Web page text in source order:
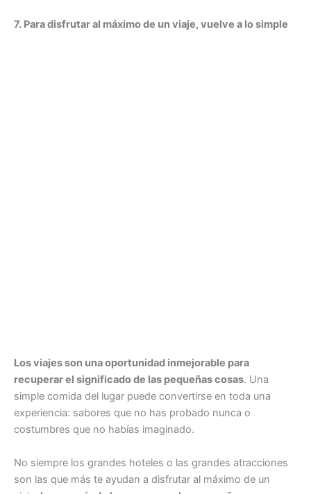
7. Para disfrutar al máximo de un viaje, vuelve a lo simple
Los viajes son una oportunidad inmejorable para
recuperar el significado de las pequeñas cosas. Una
simple comida del lugar puede convertirse en toda una
experiencia: sabores que no has probado nunca o
costumbres que no habías imaginado.
No siempre los grandes hoteles o las grandes atracciones
son las que más te ayudan a disfrutar al máximo de un